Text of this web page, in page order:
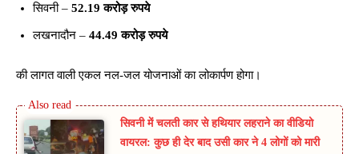
सिवनी – 52.19 करोड़ रुपये
लखनादौन – 44.49 करोड़ रुपये
की लागत वाली एकल नल-जल योजनाओं का लोकार्पण होगा।
सिवनी में चलती कार से हथियार लहराने का वीडियो
वायरल: कुछ ही देर बाद उसी कार ने 4 लोगों को मारी